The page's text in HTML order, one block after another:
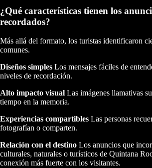
¿Qué características tienen los
recordados?
Más allá del formato, los turistas identificaron
comunes.
Diseños simples Los mensajes fáciles de
niveles de recordación.
Alto impacto visual Las imágenes llamativas
tiempo en la memoria.
Experiencias compartibles Las personas
fotografían o comparten.
Relación con el destino Los anuncios que
culturales, naturales o turísticos de Quintana
conexión más fuerte con los visitantes.